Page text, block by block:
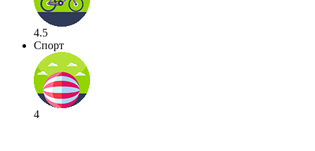
4.5
Спорт
4